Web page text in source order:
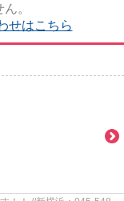
。
せはこちら